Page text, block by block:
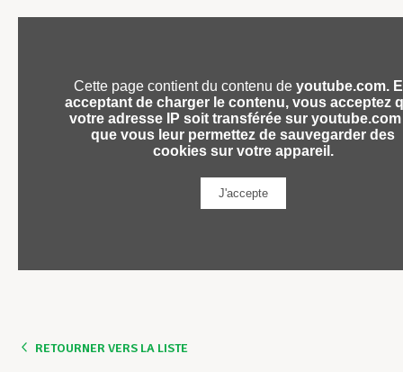
RETOURNER VERS LA LISTE